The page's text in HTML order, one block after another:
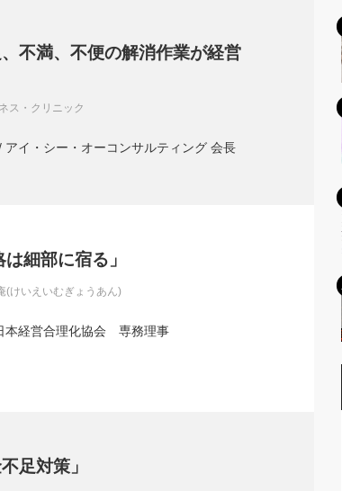
不満、不便の解消作業が経営
ス・クリニック
アイ・シー・オーコンサルティング 会長
細部に宿る」
(けいえいむぎょうあん)
本経営合理化協会 専務理事
足対策」